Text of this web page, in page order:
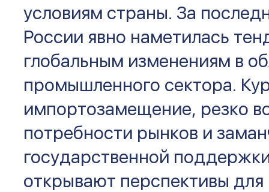
условиям страны. За
России явно наметилась
глобальным изменениям в
промышленного сектора.
импортозамещение, резко
потребности рынков и
государственной
открывают перспективы